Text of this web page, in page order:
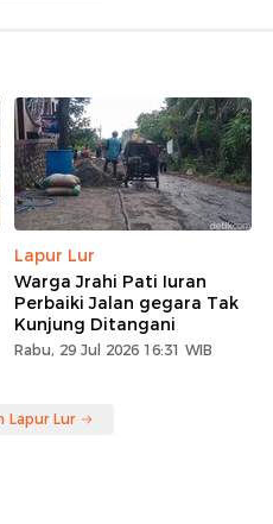
Lapur Lur
Warga Jrahi Pati Iuran
Perbaiki Jalan gegara Tak
Kunjung Ditangani
Rabu, 29 Jul 2026 16:31 WIB
Lapur Lur